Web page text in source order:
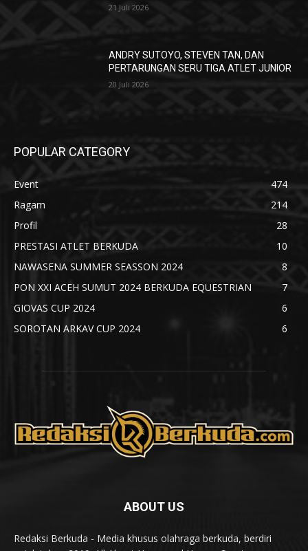
21 Juli 2026
ANDRY SUTOYO, STEVEN TAN, DAN
PERTARUNGAN SERU TIGA ATLET JUNIOR
20 Juli 2026
POPULAR CATEGORY
Event
474
Ragam
214
Profil
28
PRESTASI ATLET BERKUDA
10
NAWASENA SUMMER SEASSON 2024
8
PON XXI ACEH SUMUT 2024 BERKUDA EQUESTRIAN
7
GIOVAS CUP 2024
6
SOROTAN ARKAV CUP 2024
6
ABOUT US
Redaksi Berkuda - Media khusus olahraga berkuda, berdiri